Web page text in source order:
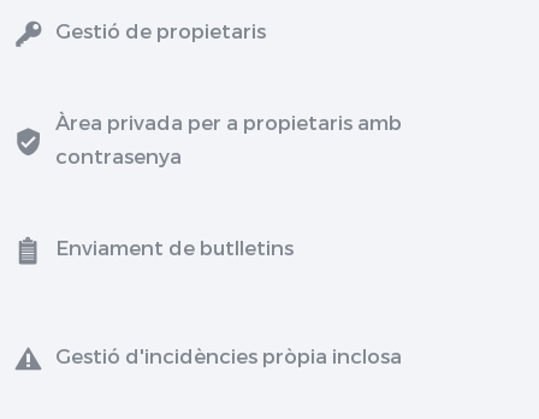
Gestió de propietaris
Àrea privada per a propietaris amb
contrasenya
Enviament de butlletins
Gestió d'incidències pròpia inclosa